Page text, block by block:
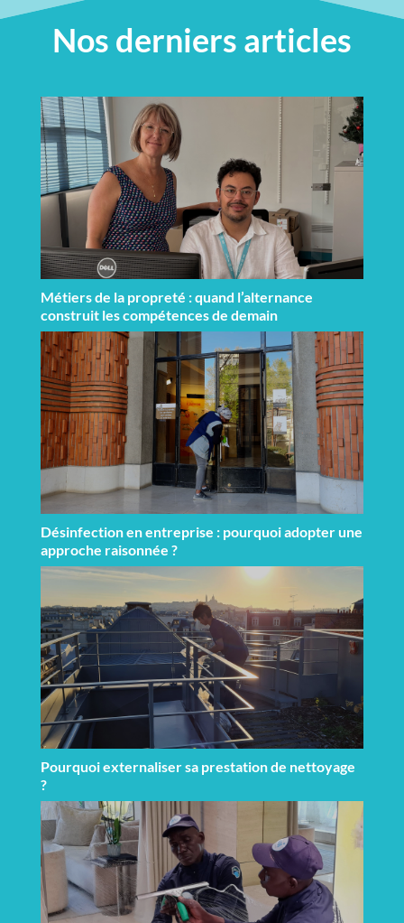
Nos derniers articles
Métiers de la propreté : quand l’alternance
construit les compétences de demain
Désinfection en entreprise : pourquoi adopter une
approche raisonnée ?
Pourquoi externaliser sa prestation de nettoyage
?